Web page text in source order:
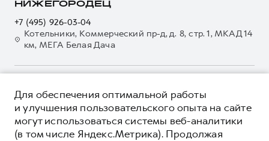
Крупным корпоративным клиентам
Система управления автопарком
Сервис для корпоративных клиентов
HAVAL Лизинг
Коллекция CITY
Коллекция Базовая
Мобильное приложение GWM
Программа «HAVAL Защита+»
Руководства по эксплуатации
Подписки
Коллекция CITY
Коллекция Базовая
Коллекция Детская
НИЖЕГОРОДЕЦ
+7 (495) 926-03-04
Котельники, Коммерческий пр-д, д. 8, стр. 1, МКАД 14
км, МЕГА Белая Дача
ЦЕНЫ И ВЫГОДЫ
Для обеспечения оптимальной работы
и улучшения пользовательского опыта на сайте
могут использоваться системы веб-аналитики
(в том числе Яндекс.Метрика). Продолжая